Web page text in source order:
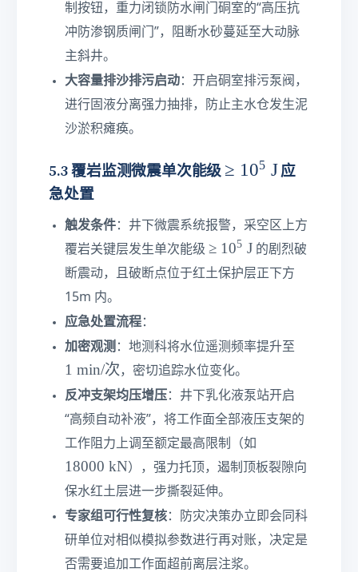
xt
{/
制按钮，重力闭锁防水闸门硐室的“高压抗
冲防渗钢质闸门”，阻断水砂蔓延至大动脉
主斜井。
大容量排沙排污启动：开启硐室排污泵阀，
进行固液分离强力抽排，防止主水仓发生泥
沙淤积瘫痪。
5.3 覆岩监测微震单次能级 \
1
0
^
e
x
t
{
J
}
≥ 1 05 J应
急处置
触发条件：井下微震系统报警，采空区上方
覆岩关键层发生单次能级 ≥
1
\t
e
x
t
{
}
≥ 105 J 的剧烈破
断震动，且破断点位于红土保护层正下方
15m 内。
应急处置流程：
加密观测 ：地测科将水位遥测频率提升至
m
次
1 min/次，密切追踪水位变化。
反冲支架均压增压：井下乳化液泵站开启
“高频自动补液”，将工作面全部液压支架的
工作阻力上调至额定最高限制（如
8
0
0
18000 kN），强力托顶，遏制顶板裂隙向
保水红土层进一步撕裂延伸。
专家组可行性复核：防灾决策办立即会同科
研单位对相似模拟参数进行再对账，决定是
否需要追加工作面超前离层注浆。